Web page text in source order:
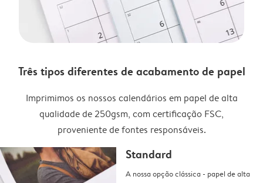
Três tipos diferentes de acabamento de papel
Imprimimos os nossos calendários em papel de alta
qualidade de 250gsm, com certificação FSC,
proveniente de fontes responsáveis.
Standard
A nossa opção clássica - papel de alta